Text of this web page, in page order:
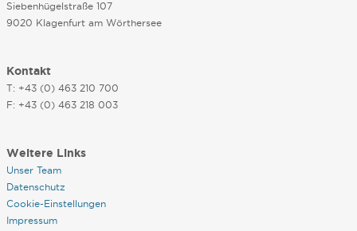
Siebenhügelstraße 107
9020 Klagenfurt am Wörthersee
Kontakt
T: +43 (0) 463 210 700
F: +43 (0) 463 218 003
Weitere Links
Unser Team
Datenschutz
Cookie-Einstellungen
Impressum